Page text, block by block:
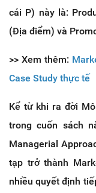
cái P) này là:
(Địa điểm) và
>> Xem thêm:
Case Study thực tế
Kể từ khi ra đời
trong cuốn sách
Managerial
tạp trở thành
nhiều quyết định